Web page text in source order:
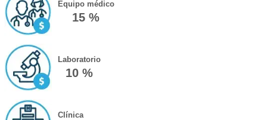
Equipo médico
15 %
Laboratorio
10 %
Clínica